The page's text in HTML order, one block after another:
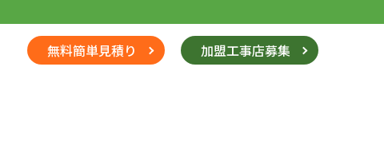
無料簡単見積り 加盟工事店募集